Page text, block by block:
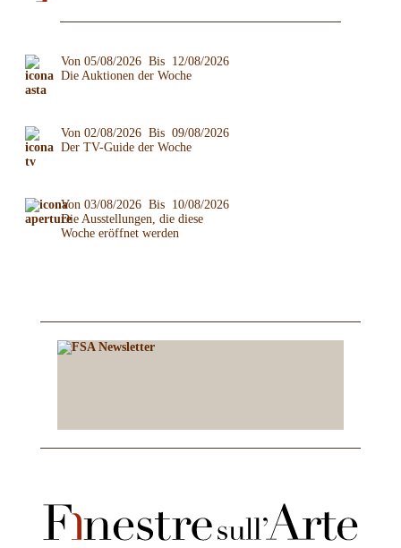
Von 05/08/2026 Bis 12/08/2026
Die Auktionen der Woche
Von 02/08/2026 Bis 09/08/2026
Der TV-Guide der Woche
Von 03/08/2026 Bis 10/08/2026
Die Ausstellungen, die diese
Woche eröffnet werden